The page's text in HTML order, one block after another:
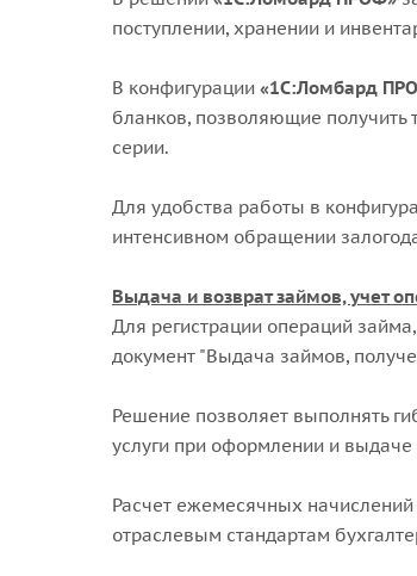
поступлении, хранении и
В конфигурации «1С:Ломбард
бланков, позволяющие получить
серии.
Для удобства работы в
интенсивном обращении
Выдача и возврат займов, учет
Для регистрации операций
документ "Выдача займов,
Решение позволяет выполнять
услуги при оформлении и выдаче
Расчет ежемесячных начислений
отраслевым стандартам